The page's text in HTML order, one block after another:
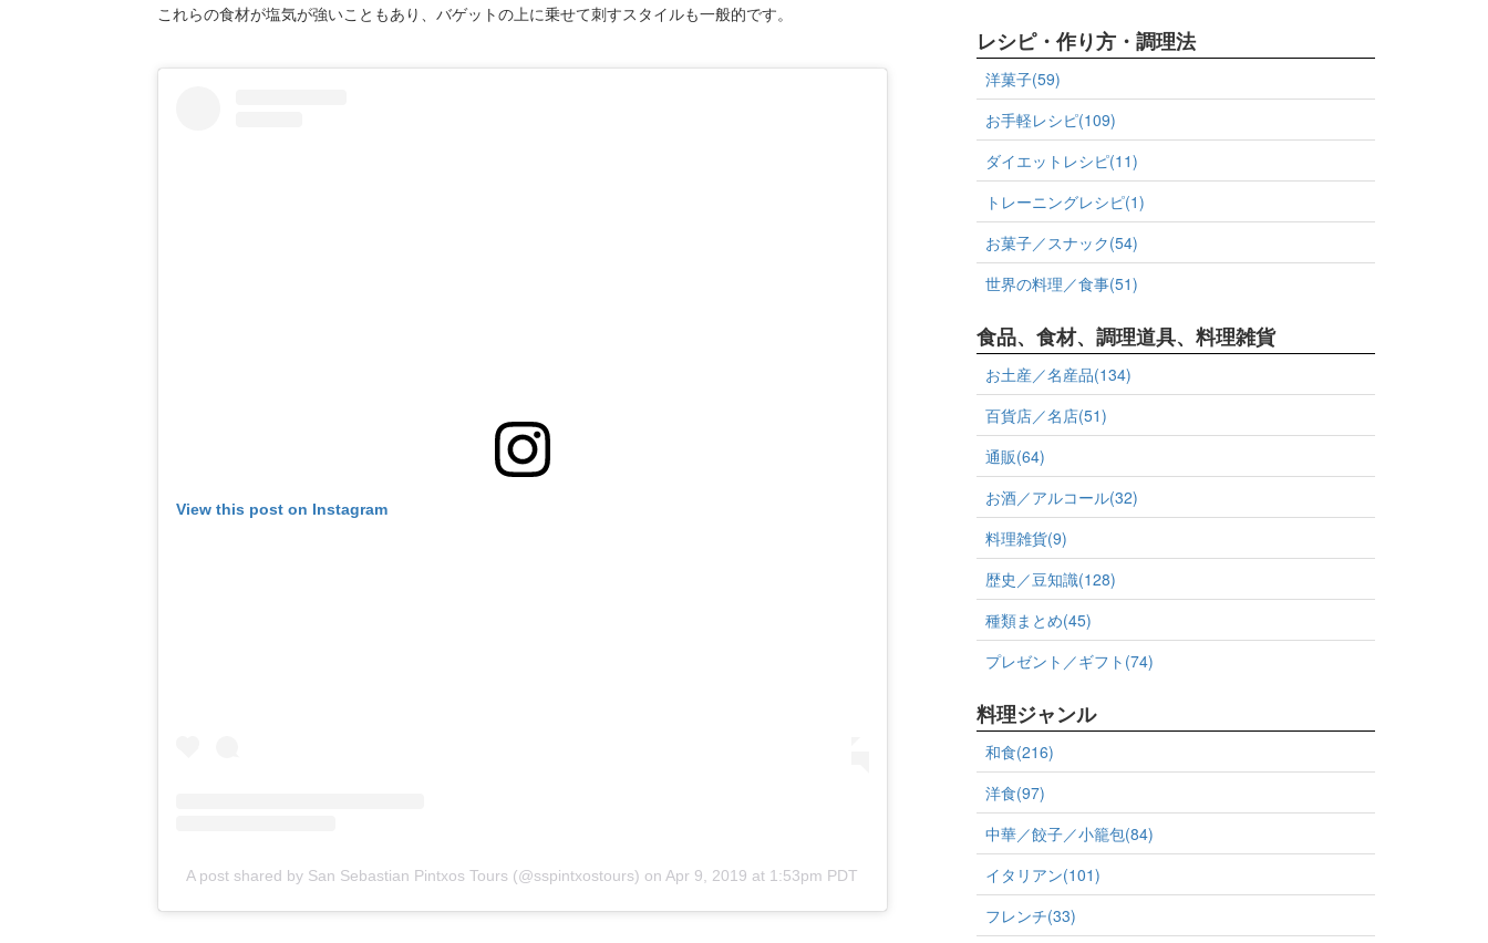
これらの食材が塩気が強いこともあり、バゲットの上に乗せて刺すスタイルも一般的です。
View this post on Instagram
A post shared by San Sebastian Pintxos Tours (@sspintxostours) onApr 9, 2019 at 1:53pm PDT
レシピ・作り方・調理法
洋菓子(59)
お手軽レシピ(109)
ダイエットレシピ(11)
トレーニングレシピ(1)
お菓子／スナック(54)
世界の料理／食事(51)
食品、食材、調理道具、料理雑貨
お土産／名産品(134)
百貨店／名店(51)
通販(64)
お酒／アルコール(32)
料理雑貨(9)
歴史／豆知識(128)
種類まとめ(45)
プレゼント／ギフト(74)
料理ジャンル
和食(216)
洋食(97)
中華／餃子／小籠包(84)
イタリアン(101)
フレンチ(33)